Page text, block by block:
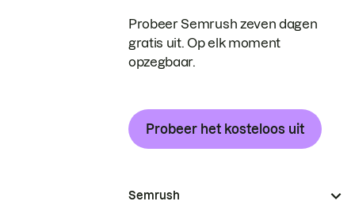
Probeer Semrush zeven dagen
gratis uit. Op elk moment
opzegbaar.
Probeer het kosteloos uit
Semrush